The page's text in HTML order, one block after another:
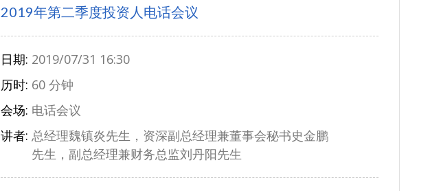
2019年第二季度投资人电话会议
日期: 2019/07/31 16:30
历时: 60 分钟
会场: 电话会议
讲者: 总经理魏镇炎先生，资深副总经理兼董事会秘书史金鹏
先生，副总经理兼财务总监刘丹阳先生